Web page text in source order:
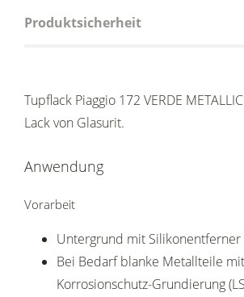
Produktsicherheit
Tupflack Piaggio 172 VERDE
Lack von Glasurit.
Anwendung
Vorarbeit
Untergrund mit Silikonentferner
Bei Bedarf blanke Metallteile mit
Korrosionschutz-Grundierung